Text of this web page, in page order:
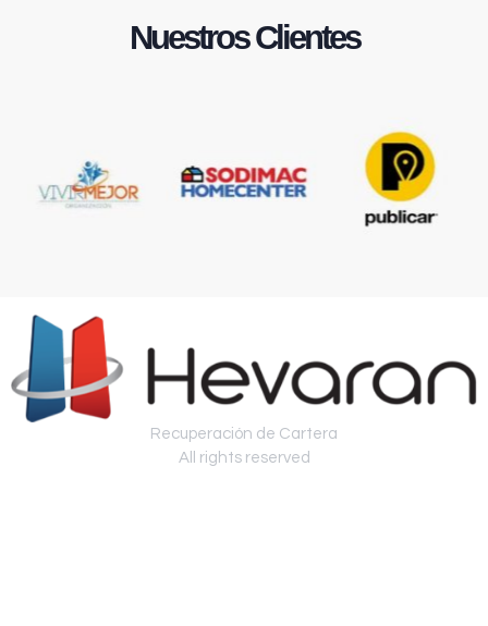
Nuestros Clientes
Recuperación de Cartera
All rights reserved